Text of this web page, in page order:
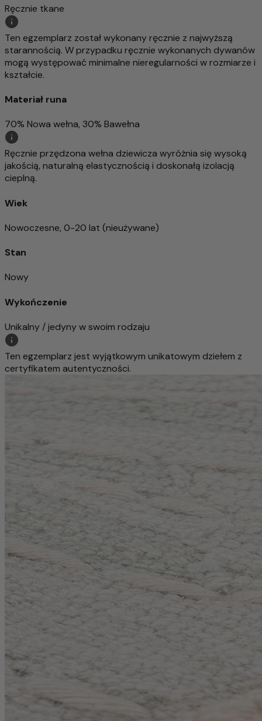
Ręcznie tkane
Ten egzemplarz został wykonany ręcznie z najwyższą
starannością. W przypadku ręcznie wykonanych dywanów
mogą występować minimalne nieregularności w rozmiarze i
kształcie.
Materiał runa
70% Nowa wełna, 30% Bawełna
Ręcznie przędzona wełna dziewicza wyróżnia się wysoką
jakością, naturalną elastycznością i doskonałą izolacją
cieplną.
Wiek
Nowoczesne, 0-20 lat (nieużywane)
Stan
Nowy
Wykończenie
Unikalny / jedyny w swoim rodzaju
Ten egzemplarz jest wyjątkowym unikatowym dziełem z
certyfikatem autentyczności.